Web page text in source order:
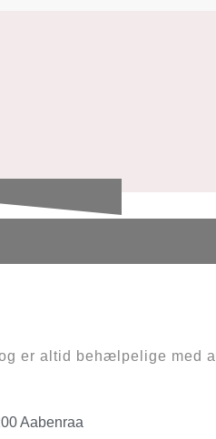
er altid behælpelige med
Aabenraa